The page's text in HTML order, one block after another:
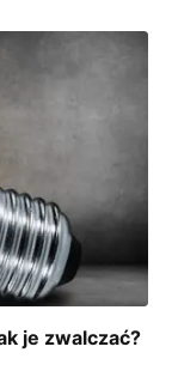
je zwalczać?